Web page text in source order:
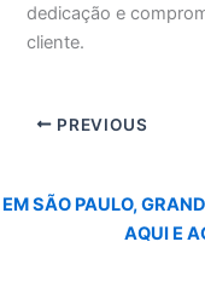
dedicação e
cliente.
PREVIOUS
EM SÃO PAULO,
AQUI E